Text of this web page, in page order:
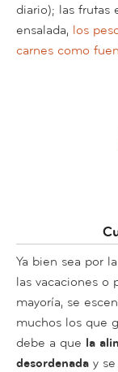
diario); las frutas
ensalada, los
carnes como
Ya bien sea por
las vacaciones o
mayoría, se
muchos los que
debe a que la
desordenada y